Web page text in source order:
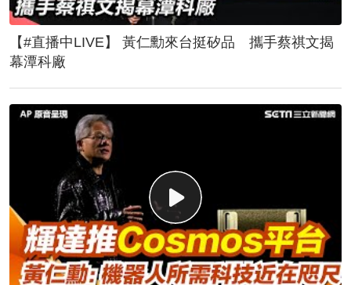
【#直播中LIVE】 黃仁勳來台挺矽品 攜手蔡祺文揭
幕潭科廠